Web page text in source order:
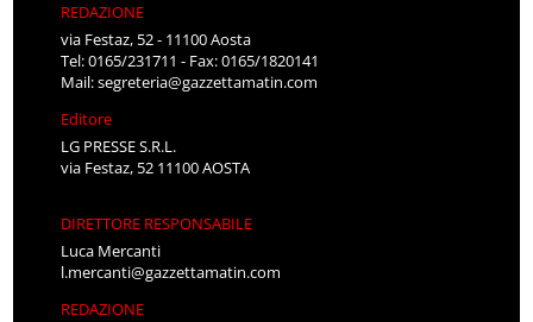
REDAZIONE
via Festaz, 52 - 11100 Aosta
Tel: 0165/231711 - Fax: 0165/1820141
Mail:segreteria@gazzettamatin.com
Editore
LG PRESSE S.R.L.
via Festaz, 52 11100 AOSTA
DIRETTORE RESPONSABILE
Luca Mercanti
l.mercanti@gazzettamatin.com
REDAZIONE